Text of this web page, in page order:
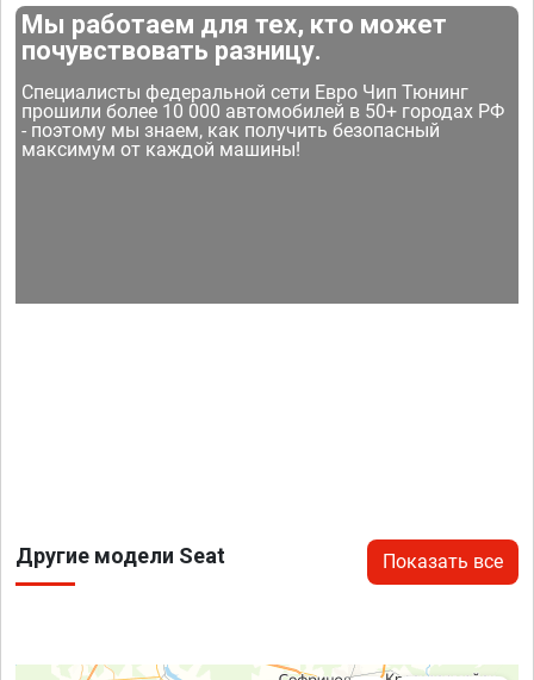
Мы работаем для тех, кто может
почувствовать разницу.
Специалисты федеральной сети Евро Чип Тюнинг
прошили более 10 000 автомобилей в 50+ городах РФ
- поэтому мы знаем, как получить безопасный
максимум от каждой машины!
Другие модели Seat Показать все